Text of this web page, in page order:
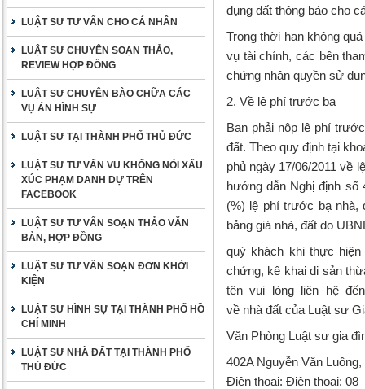
LUẬT SƯ TƯ VẤN CHO CÁ NHÂN
LUẬT SƯ CHUYÊN SOẠN THẢO,
REVIEW HỢP ĐỒNG
LUẬT SƯ CHUYÊN BÀO CHỮA CÁC
VỤ ÁN HÌNH SỰ
LUẬT SƯ TẠI THÀNH PHỐ THỦ ĐỨC
LUẬT SƯ TƯ VẤN VU KHỐNG NÓI XẤU
XÚC PHẠM DANH DỰ TRÊN
FACEBOOK
LUẬT SƯ TƯ VẤN SOẠN THẢO VĂN
BẢN, HỢP ĐỒNG
LUẬT SƯ TƯ VẤN SOẠN ĐƠN KHỞI
KIỆN
LUẬT SƯ HÌNH SỰ TẠI THÀNH PHỐ HỒ
CHÍ MINH
LUẬT SƯ NHÀ ĐẤT TẠI THÀNH PHỐ
THỦ ĐỨC
dụng đất thông báo cho
Trong thời hạn không
vụ tài chính, các bên
chứng nhận quyền sử
2. Về lệ phí trước bạ
Bạn phải nộp lệ phí
đất. Theo quy định tại
phủ ngày 17/06/2011 về
hướng dẫn Nghị định số
(%) lệ phí trước bạ nhà,
bảng giá nhà, đất do
quý khách khi thực
chứng, kê khai di sản
tên vui lòng liên hệ
về nhà đất của Luật sư
Văn Phòng Luật sư gia
402A Nguyễn Văn
Điện thoại: Điện thoại: 08